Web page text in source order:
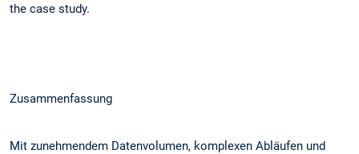
the case study.
Zusammenfassung
Mit zunehmendem Datenvolumen, komplexen Abläufen und